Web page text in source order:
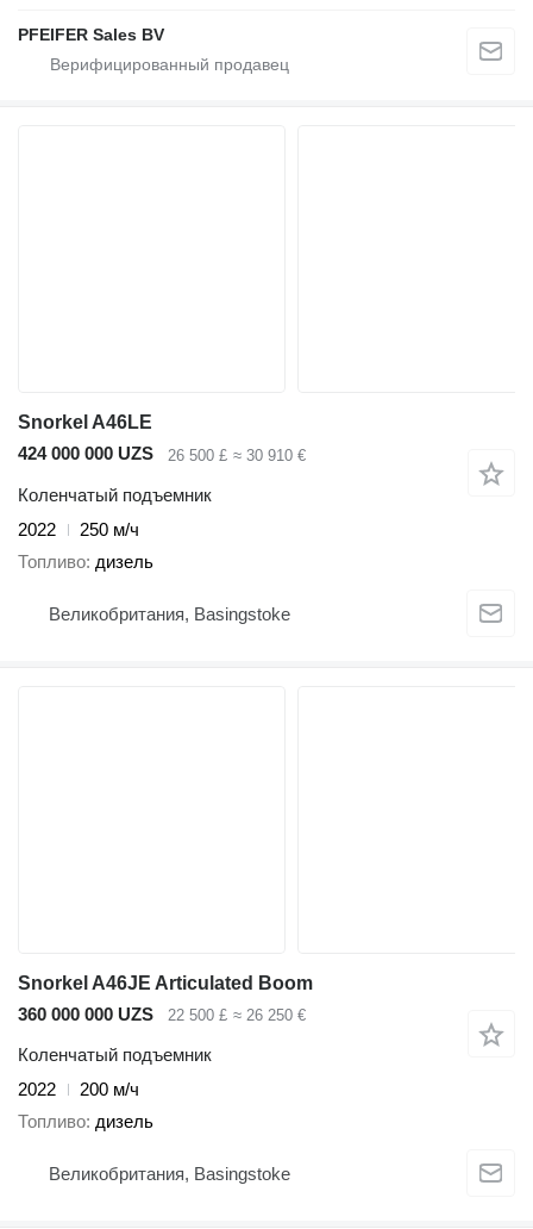
PFEIFER Sales BV
Snorkel A46LE
424 000 000 UZS
26 500 £ ≈ 30 910 €
Коленчатый подъемник
2022
250 м/ч
Топливо дизель
Великобритания, Basingstoke
Snorkel A46JE Articulated Boom
360 000 000 UZS
22 500 £ ≈ 26 250 €
Коленчатый подъемник
2022
200 м/ч
Топливо дизель
Великобритания, Basingstoke